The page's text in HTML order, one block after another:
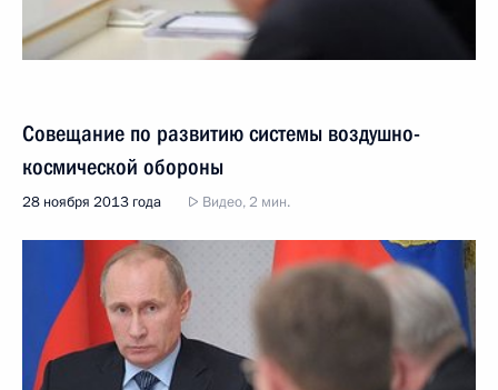
Совещание по развитию системы воздушно-
космической обороны
28 ноября 2013 года Видео, 2 мин.